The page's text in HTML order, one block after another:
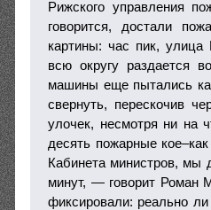
Рижского управления
говорится, достали
картины: час пик, улица
всю округу раздается
машины еще пытались
свернуть, перескочив
улочек, несмотря ни на
десять пожарные
Кабинета министров, мы
минут, — говорит Роман
фиксировали: реально